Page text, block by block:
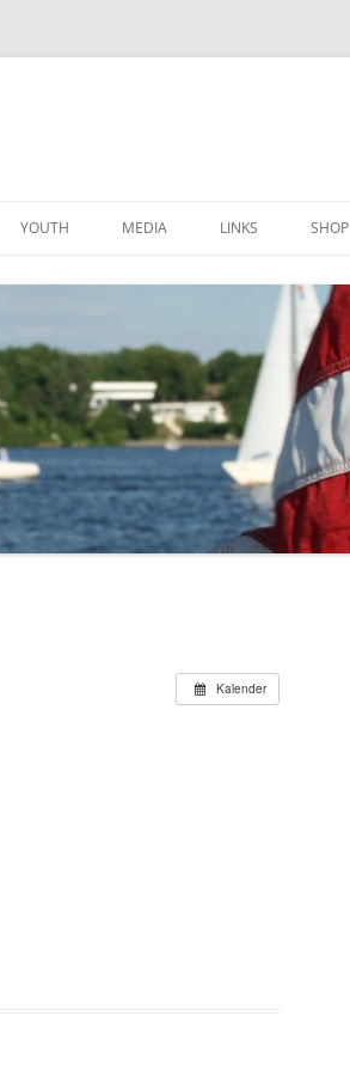
YOUTH MEDIA LINKS SHOP
Kalender